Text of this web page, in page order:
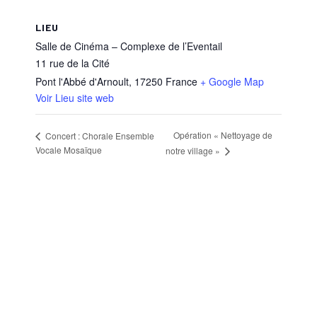
LIEU
Salle de Cinéma – Complexe de l’Eventail
11 rue de la Cité
Pont l'Abbé d'Arnoult, 17250 France + Google Map
Voir Lieu site web
Concert : Chorale Ensemble
Vocale Mosaïque
Opération « Nettoyage de
notre village »